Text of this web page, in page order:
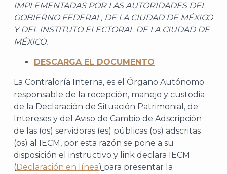
IMPLEMENTADAS POR LAS AUTORIDADES DEL
GOBIERNO FEDERAL, DE LA CIUDAD DE MÉXICO
Y DEL INSTITUTO ELECTORAL DE LA CIUDAD DE
MÉXICO.
DESCARGA EL DOCUMENTO
La Contraloría Interna, es el Órgano Autónomo
responsable de la recepción, manejo y custodia
de la Declaración de Situación Patrimonial, de
Intereses y del Aviso de Cambio de Adscripción
de las (os) servidoras (es) públicas (os) adscritas
(os) al IECM, por esta razón se pone a su
disposición el instructivo y link declara IECM
(Declaración en línea) para presentar la